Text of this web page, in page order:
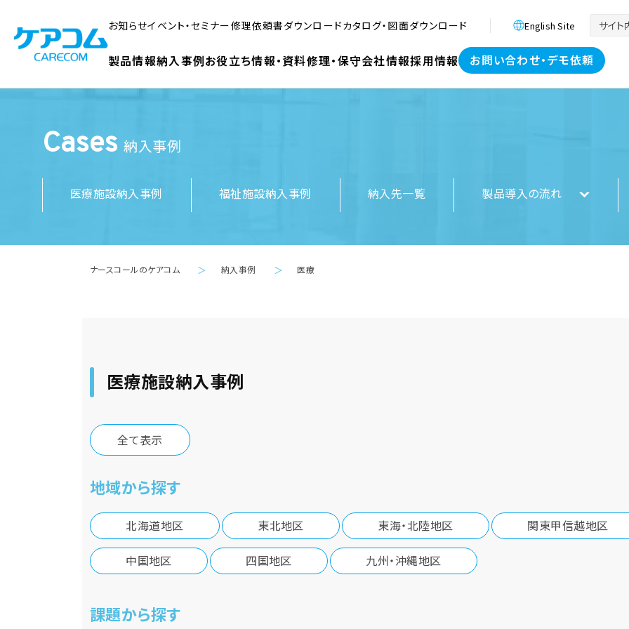
お知らせイベント・セミナー修理依頼書ダウンロードカタログ・図面ダウンロード English Site
製品情報納入事例お役立ち情報・資料修理・保守会社情報採用情報 お問い合わせ・デモ依頼
Cases 納入事例
医療施設納入事例 福祉施設納入事例 納入先一覧 製品導入の流れ
ナースコールのケアコム ＞ 納入事例 ＞ 医療
医療施設納入事例
全て表示
地域から探す
北海道地区 東北地区 東海・北陸地区 関東甲信越地区
中国地区 四国地区 九州・沖縄地区
課題から探す